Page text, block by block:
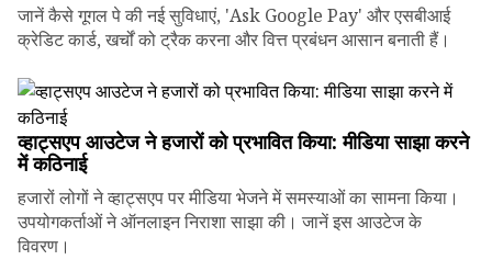
जानें कैसे गूगल पे की नई सुविधाएं, 'Ask Google Pay' और एसबीआई
क्रेडिट कार्ड, खर्चों को ट्रैक करना और वित्त प्रबंधन आसान बनाती हैं।
व्हाट्सएप आउटेज ने हजारों को प्रभावित किया: मीडिया साझा करने
में कठिनाई
हजारों लोगों ने व्हाट्सएप पर मीडिया भेजने में समस्याओं का सामना किया।
उपयोगकर्ताओं ने ऑनलाइन निराशा साझा की। जानें इस आउटेज के
विवरण।